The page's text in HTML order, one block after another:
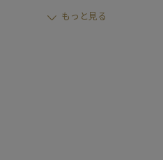
もっと見る